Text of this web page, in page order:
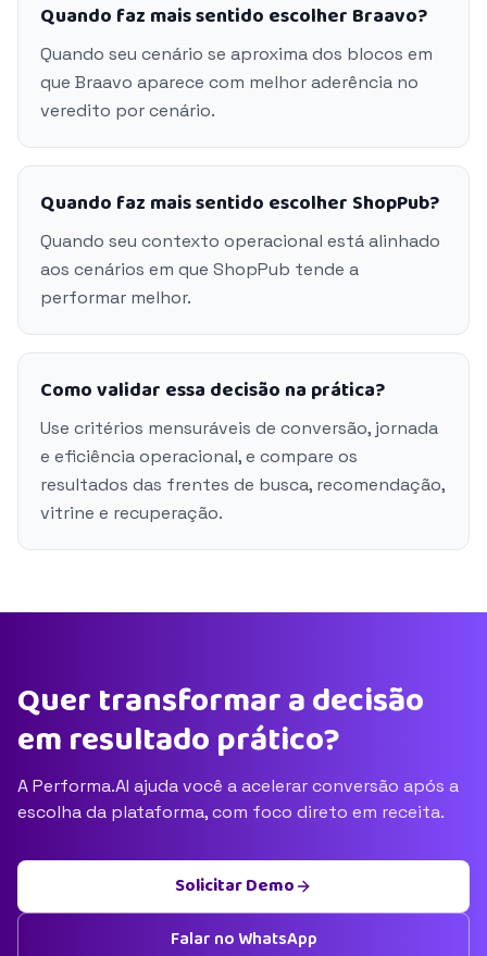
Quando faz mais sentido escolher Braavo?
Quando seu cenário se aproxima dos blocos em
que Braavo aparece com melhor aderência no
veredito por cenário.
Quando faz mais sentido escolher ShopPub?
Quando seu contexto operacional está alinhado
aos cenários em que ShopPub tende a
performar melhor.
Como validar essa decisão na prática?
Use critérios mensuráveis de conversão, jornada
e eficiência operacional, e compare os
resultados das frentes de busca, recomendação,
vitrine e recuperação.
Quer transformar a decisão
em resultado prático?
A Performa.AI ajuda você a acelerar conversão após a
escolha da plataforma, com foco direto em receita.
Solicitar Demo
Falar no WhatsApp